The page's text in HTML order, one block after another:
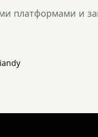
платформами и